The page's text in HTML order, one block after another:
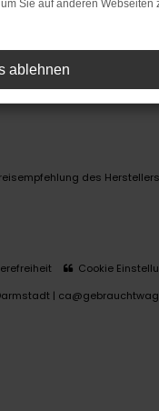
des
Cookie
|
Sie auf anderen
ablehnen